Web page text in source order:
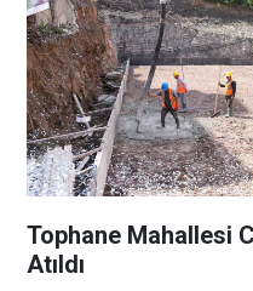
Tophane Mahallesi
Atıldı